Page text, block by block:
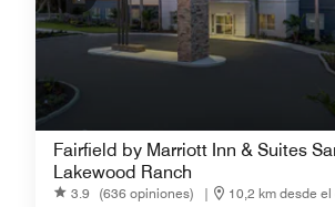
Fairfield by Marriott Inn & Suites
Lakewood Ranch
3.9 (636 opiniones) | 10,2 km desde